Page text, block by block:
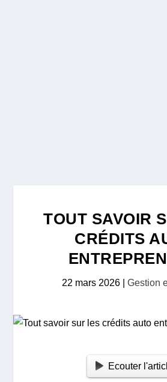
TOUT SAVOIR
CRÉDITS
22 mars 2026| Gestion
Ecouter